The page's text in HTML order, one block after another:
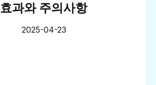
효과와 주의사항
2025-04-23